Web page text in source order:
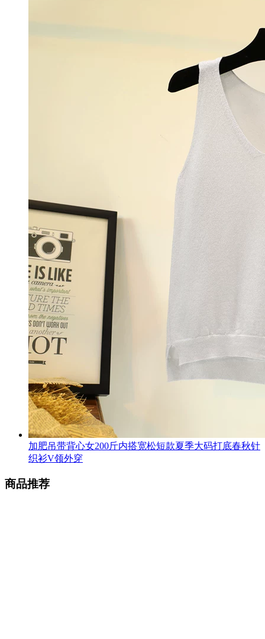
加肥吊带背心女200斤内搭宽松短款夏季大码打底春秋针
织衫V领外穿
商品推荐